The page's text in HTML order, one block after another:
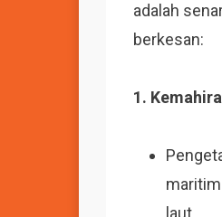
adalah
berkesan:
1.
laut.